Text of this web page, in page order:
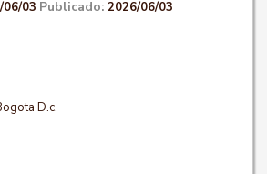
06/03 Publicado: 2026/06/03
D.c.